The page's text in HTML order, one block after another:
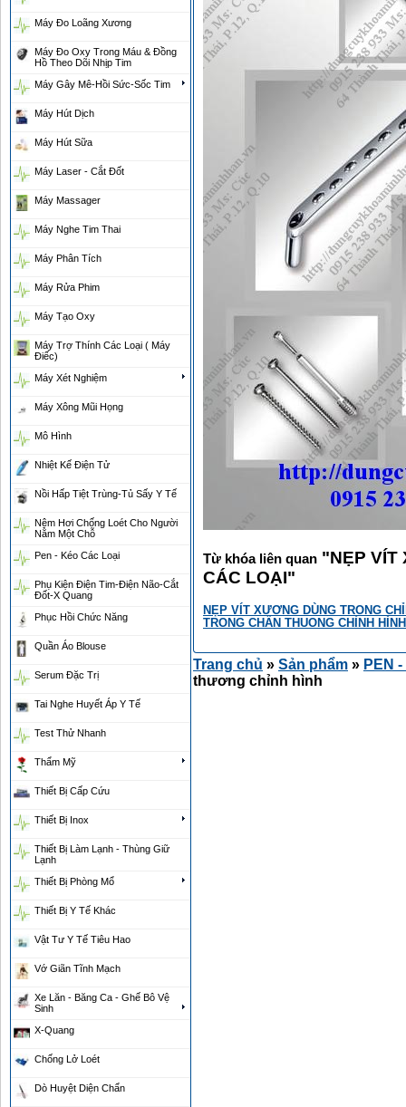
Từ khóa liên quan "NẸP VÍT
CÁC LOẠI"
NẸP VÍT XƯƠNG DÙNG TRONG
TRONG CHẤN THUONG CHỈNH
Trang chủ » Sản phẩm » PEN
thương chỉnh hình
Máy Đo Loãng Xương
Máy Đo Oxy Trong Máu & Đồng
Hồ Theo Dõi Nhịp Tim
Máy Gây Mê-Hồi Sức-Sốc Tim
Máy Hút Dịch
Máy Hút Sữa
Máy Laser - Cắt Đốt
Máy Massager
Máy Nghe Tim Thai
Máy Phân Tích
Máy Rửa Phim
Máy Tạo Oxy
Máy Trợ Thính Các Loại ( Máy
Điếc)
Máy Xét Nghiệm
Máy Xông Mũi Họng
Mô Hình
Nhiệt Kế Điện Tử
Nồi Hấp Tiệt Trùng-Tủ Sấy Y Tế
Nệm Hơi Chống Loét Cho Người
Nằm Một Chỗ
Pen - Kéo Các Loại
Phụ Kiện Điện Tim-Điện Não-Cắt
Đốt-X Quang
Phục Hồi Chức Năng
Quần Áo Blouse
Serum Đặc Trị
Tai Nghe Huyết Áp Y Tế
Test Thử Nhanh
Thẩm Mỹ
Thiết Bị Cấp Cứu
Thiết Bị Inox
Thiết Bị Làm Lạnh - Thùng Giữ
Lạnh
Thiết Bị Phòng Mổ
Thiết Bị Y Tế Khác
Vật Tư Y Tế Tiêu Hao
Vớ Giãn Tĩnh Mạch
Xe Lăn - Băng Ca - Ghế Bô Vệ
Sinh
X-Quang
Chống Lở Loét
Dò Huyệt Diện Chẩn